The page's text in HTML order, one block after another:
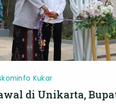
dan
Kukar
di Unikarta,